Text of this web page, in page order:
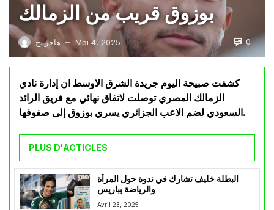
بوزوق قريب من الزمالك
هاجر .ح — Mai 4, 2025 0
كشفت صبيحة اليوم جريدة الشرق الاوسط ان إدارة نادي
الزمالك المصري توصلت لاتفاق نهائي مع فريق الرائد
السعودي لضم الاعب الجزائري يسري بوزوق إلى صفوفها.
PLUS D'ACTICLES
البطلة خليف تشارك في ندوة حول المرأة
والرياضة بباريس
Avril 23, 2025